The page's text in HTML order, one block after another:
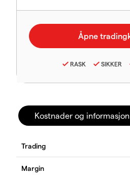
RASK SIKKER
Kostnader og informasjon